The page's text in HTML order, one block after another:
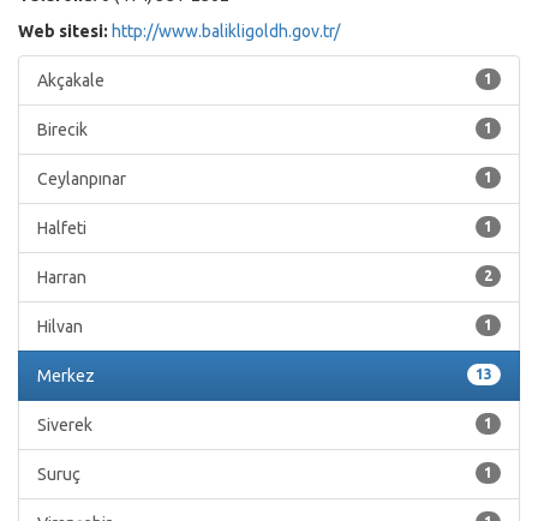
Web sitesi: http://www.balikligoldh.gov.tr/
1
Akçakale
1
Birecik
1
Ceylanpınar
1
Halfeti
2
Harran
1
Hilvan
13
Merkez
1
Siverek
1
Suruç